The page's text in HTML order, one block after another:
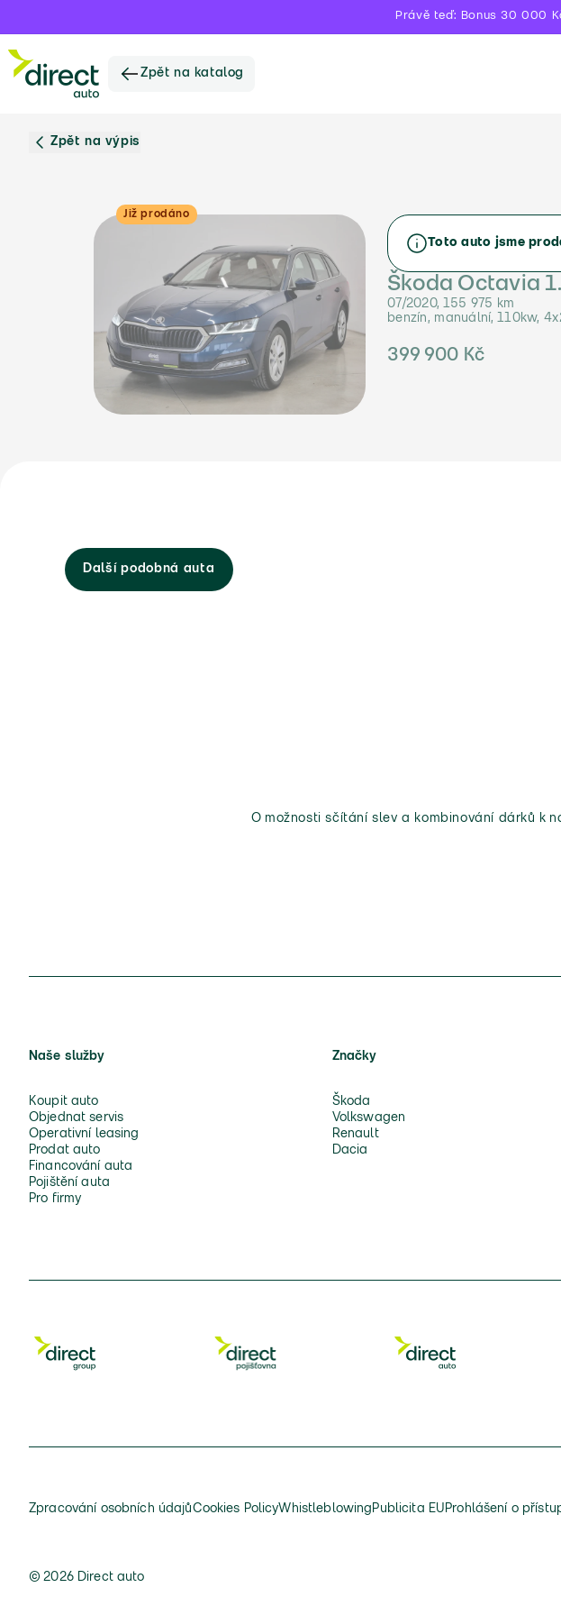
Právě teď: Bonus 30 000
Zpět na katalog
Zpět na výpis
Již prodáno
Toto auto jsme
Škoda Octavia
07/2020, 155 975 km
benzín, manuální, 110kw,
399 900 Kč
Další podobná auta
O možnosti sčítání slev a kombinování dárků k
Naše služby
Koupit auto
Objednat servis
Operativní leasing
Prodat auto
Financování auta
Pojištění auta
Pro firmy
Značky
Škoda
Volkswagen
Renault
Dacia
Zpracování osobních údajůCookies PolicyWhistleblowing Publicita EU Prohlášení o
© 2026 Direct auto